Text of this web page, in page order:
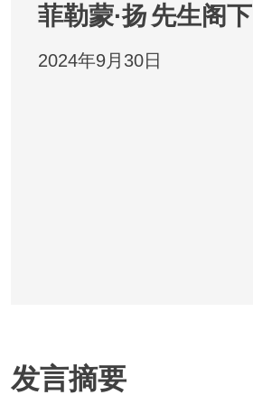
菲勒蒙·扬先生阁下
2024年9月30日
发言摘要